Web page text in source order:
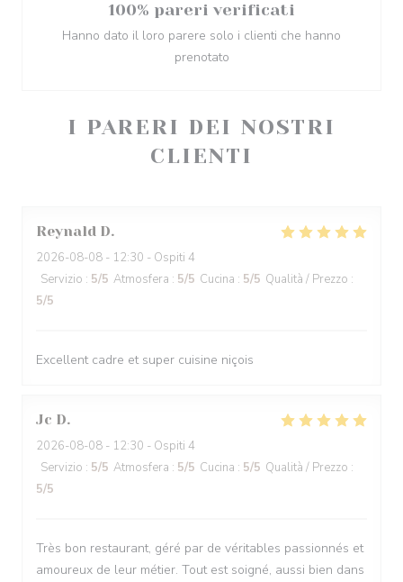
I PARERI DEI NOSTRI
CLIENTI
Reynald D
2026-08-08 - 12:30 - Ospiti 4
Servizio : 5/5 Atmosfera : 5/5 Cucina : 5/5 Qualità / Prezzo :
5/5
Excellent cadre et super cuisine niçois
Jc D
2026-08-08 - 12:30 - Ospiti 4
Servizio : 5/5 Atmosfera : 5/5 Cucina : 5/5 Qualità / Prezzo :
5/5
Très bon restaurant, géré par de véritables passionnés et
amoureux de leur métier. Tout est soigné, aussi bien dans
100% pareri verificati
Hanno dato il loro parere solo i clienti che hanno
prenotato